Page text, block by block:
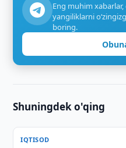
Eng muhim
yangiliklarni
boring.
Shuningdek o'qing
IQTISOD